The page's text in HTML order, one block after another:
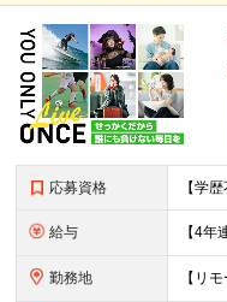
応募資格
給与
勤務地